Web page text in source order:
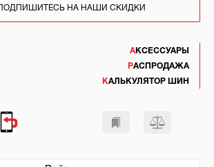
АКСЕССУАРЫ
РАСПРОДАЖА
КАЛЬКУЛЯТОР ШИН
ПОДПИШИТЕСЬ НА НАШИ СКИДКИ